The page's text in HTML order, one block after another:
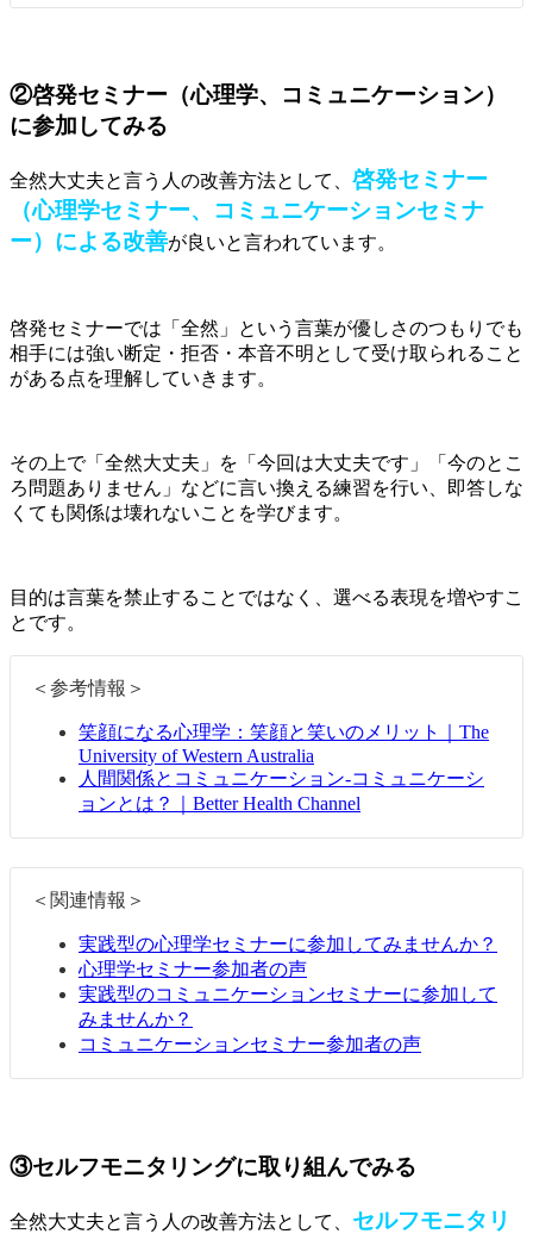
②啓発セミナー（心理学、コミュニケーション）
に参加してみる
全然大丈夫と言う人の改善方法として、 啓発セミナー
（心理学セミナー、コミュニケーションセミナ
ー）による改善が良いと言われています。
啓発セミナーでは「全然」という言葉が優しさのつもりでも
相手には強い断定・拒否・本音不明として受け取られること
がある点を理解していきます。
その上で「全然大丈夫」を「今回は大丈夫です」「今のとこ
ろ問題ありません」などに言い換える練習を行い、即答しな
くても関係は壊れないことを学びます。
目的は言葉を禁止することではなく、選べる表現を増やすこ
とです。
＜参考情報＞
笑顔になる心理学：笑顔と笑いのメリット｜The
University of Western Australia
人間関係とコミュニケーション-コミュニケーシ
ョンとは？｜Better Health Channel
＜関連情報＞
実践型の心理学セミナーに参加してみませんか？
心理学セミナー参加者の声
実践型のコミュニケーションセミナーに参加して
みませんか？
コミュニケーションセミナー参加者の声
③セルフモニタリングに取り組んでみる
全然大丈夫と言う人の改善方法として、 セルフモニタリ